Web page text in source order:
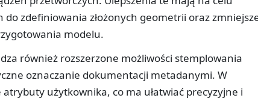
zdefiniowania złożonych geometrii oraz
modelu.
również rozszerzone możliwości stemplowania
oznaczanie dokumentacji metadanymi. W
użytkownika, co ma ułatwiać precyzyjne i